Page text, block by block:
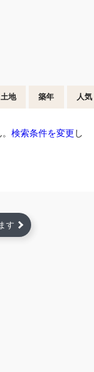
土地 築年 人気
検索条件を変更 し
す